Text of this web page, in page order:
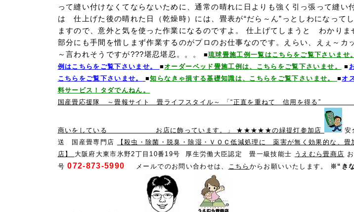
って縫い付けなくてならないために、通常の晴れに日よりも強く引っ張って縫い
は 仕上げた後の晴れた日（乾燥時）には、畳表が“だら～ん”っとしわになって
ますので、意外と気を使った作業になるのですよ。 仕上げてしまうと わかりま
部分にも手間を惜しまず作業するのがプロのお仕事なのです。えらい、えぇ～カ
～言われそうですが???堪忍堪忍。。。 ■琉球畳施工例一覧はこちらをご覧下さいませ。
例はこちらをご覧下さいませ。 ■オーダーベッド畳施工例は、こちらをご覧下さいませ。 ■
こちらをご覧下さいませ。
■知らなきゃ損する基礎知識は、こちらをご覧下さいませ。 ■オ
料サービス！タダでんねん。
国産畳応援隊 ～畳報サイト 畳ライフスタイル～
「“正直を重ねて 信用を
商いをしている お店に飾っています。」 ★★★★★の緑提灯参加店
送 国産畳専門店
【殺虫・除菌・脱臭・除湿・ＶＯＣ低減処理に 薬害が無く効果的な、
店】 大阪府大東市氷野2丁目10番19号 厚生労働大臣認定 畳一級技能士 うえむら畳商店
号072-873-5990 メールでのお問い合わせは、 こちら からお願いいたします。 ※“き